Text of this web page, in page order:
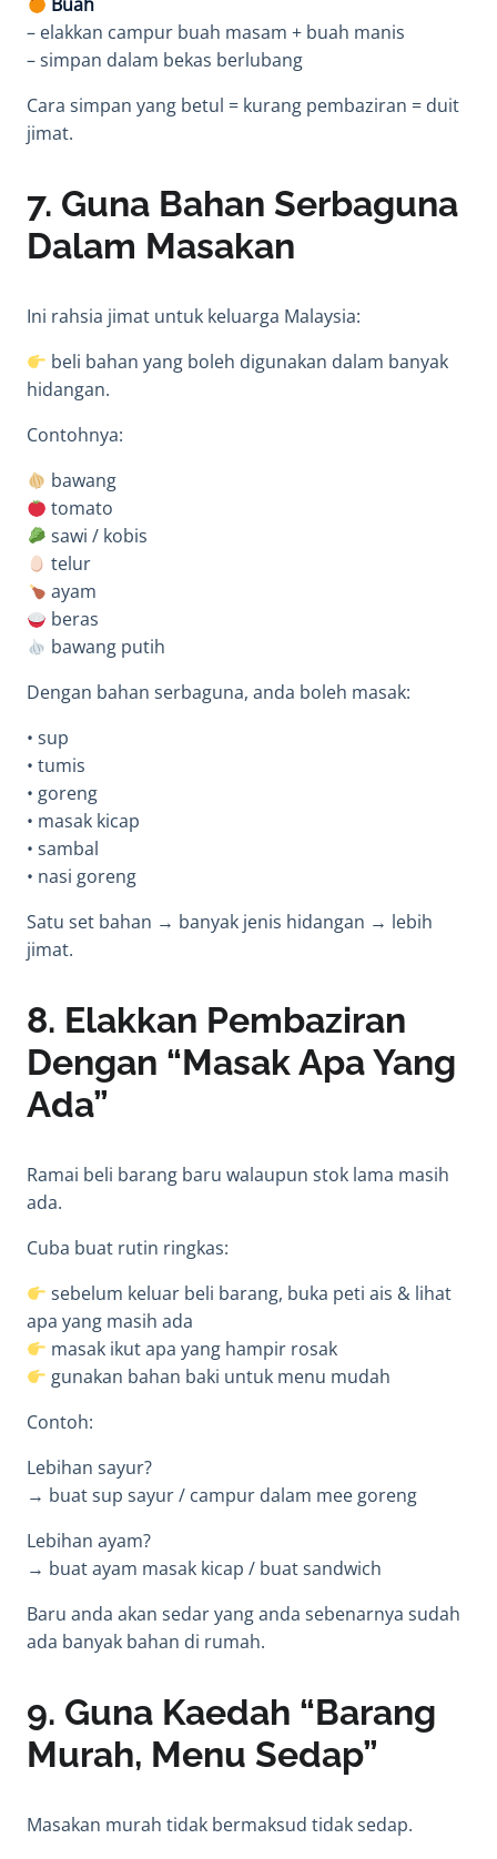
– elakkan campur buah masam + buah manis
– simpan dalam bekas berlubang
Cara simpan yang betul = kurang pembaziran = duit
jimat.
7. Guna Bahan Serbaguna
Dalam Masakan
Ini rahsia jimat untuk keluarga Malaysia:
beli bahan yang boleh digunakan dalam banyak
hidangan.
Contohnya:
bawang
tomato
sawi / kobis
telur
ayam
beras
bawang putih
Dengan bahan serbaguna, anda boleh masak:
• sup
• tumis
• goreng
• masak kicap
• sambal
• nasi goreng
Satu set bahan → banyak jenis hidangan → lebih
jimat.
8. Elakkan Pembaziran
Dengan “Masak Apa Yang
Ada”
Ramai beli barang baru walaupun stok lama masih
ada.
Cuba buat rutin ringkas:
sebelum keluar beli barang, buka peti ais & lihat
apa yang masih ada
masak ikut apa yang hampir rosak
gunakan bahan baki untuk menu mudah
Contoh:
Lebihan sayur?
→ buat sup sayur / campur dalam mee goreng
Lebihan ayam?
→ buat ayam masak kicap / buat sandwich
Baru anda akan sedar yang anda sebenarnya sudah
ada banyak bahan di rumah.
9. Guna Kaedah “Barang
Murah, Menu Sedap”
Masakan murah tidak bermaksud tidak sedap.